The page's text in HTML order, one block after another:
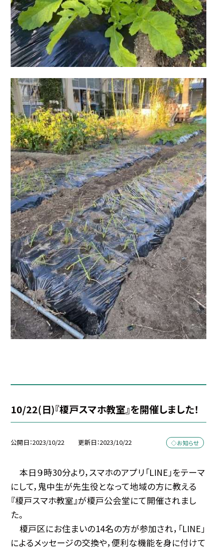
10/22(日)『榎戸スマホ教室』を開催しました！
公開日 2023/10/22 更新日 2023/10/22 ◇お知らせ
本日９時30分より，スマホのアプリ「LINE」をテーマ
にして，鬼中生が先生役となって地域の方に教える
『榎戸スマホ教室』が榎戸公会堂にて開催されまし
た。
榎戸区にお住まいの14名の方が参加され，「LINE」
によるメッセージの交換や，便利な機能を身に付けて